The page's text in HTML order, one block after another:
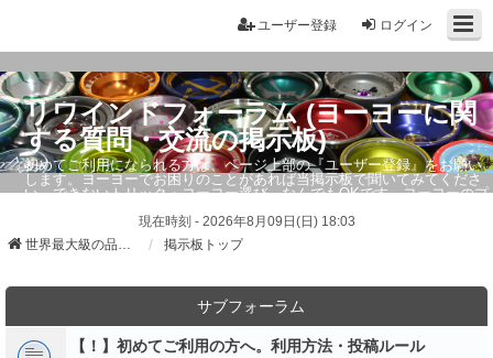
ログイン
ユーザー登録
リワインドフォーラム (ヨーヨーに関
する質問・交流の掲示板)
初めてご利用になられる方は、ページ上部の『ユーザー登録』をお願い
します。ヨーヨーでお困りのことがあれば当掲示板で聞いてみてくださ
い。できないトリック・ヨーヨー選び、なんでもOKです。ヨーヨーのプ
現在時刻 - 2026年8月09日(日) 18:03
世界最大級の品ぞろえ ヨーヨーストア「リワインド」
掲示板トップ
サブフォーラム
【！】初めてご利用の方へ。利用方法・投稿ルール